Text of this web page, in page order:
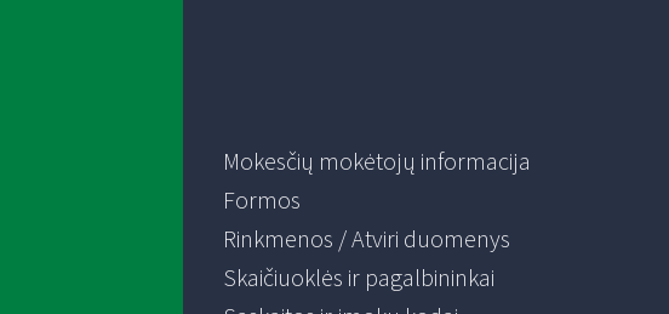
Mokesčių mokėtojų informacija
Formos
Rinkmenos / Atviri duomenys
Skaičiuoklės ir pagalbininkai